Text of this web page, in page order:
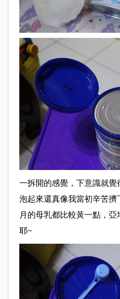
一拆開的感覺，下意識就覺
泡起來還真像我當初辛苦
月的母乳都比較黃一點，
耶~